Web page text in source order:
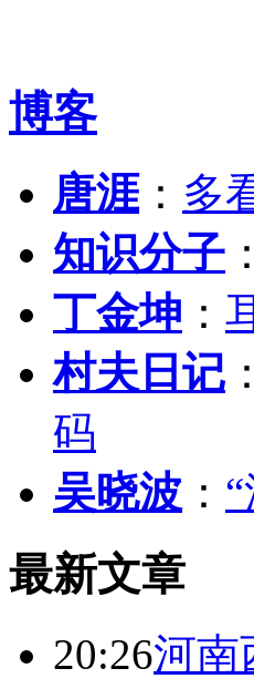
博客
唐涯： 多
知识分子 ：
丁金坤 ：
村夫日记 ：
码
吴晓波 ：
最新文章
20:26河南